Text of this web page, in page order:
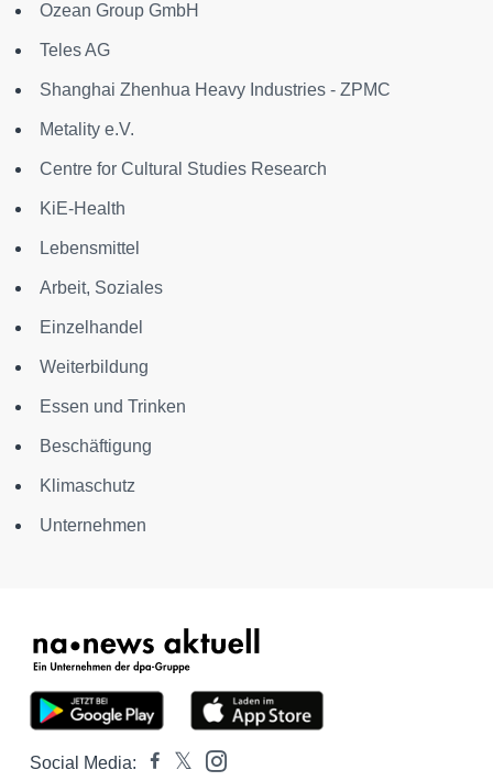
Ozean Group GmbH
Teles AG
Shanghai Zhenhua Heavy Industries - ZPMC
Metality e.V.
Centre for Cultural Studies Research
KiE-Health
Lebensmittel
Arbeit, Soziales
Einzelhandel
Weiterbildung
Essen und Trinken
Beschäftigung
Klimaschutz
Unternehmen
Social Media: